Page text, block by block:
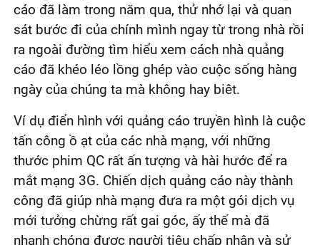
cáo đã làm trong năm qua, thử nhớ lại và quan
sát bước đi của chính mình ngay từ trong nhà rồi
ra ngoài đường tìm hiểu xem cách nhà quảng
cáo đã khéo léo lồng ghép vào cuộc sống hàng
ngày của chúng ta mà không hay biêt.
Ví dụ điển hình với quảng cáo truyền hình là cuộc
tấn công ồ ạt của các nhà mạng, với những
thước phim QC rất ấn tượng và hài hước để ra
mắt mạng 3G. Chiến dịch quảng cáo này thành
công đã giúp nhà mạng đưa ra một gói dịch vụ
mới tưởng chừng rất gai góc, ấy thế mà đã
nhanh chóng được người tiêu chấp nhận và sử